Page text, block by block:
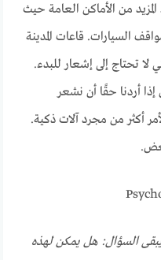
من الأماكن العامة حيث
السيارات. قاعات المدينة
لا تحتاج إلى إشعار للبدء.
أردنا حقًا أن نشعر
أكثر من مجرد آلات ذكية.
يبقى السؤال: هل يمكن لهذه